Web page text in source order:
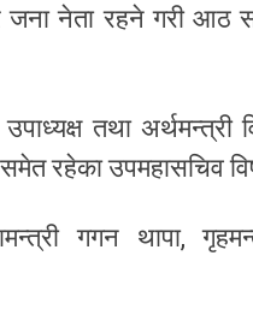
जना नेता रहने गरी आठ
तथा अर्थमन्त्री
रहेका उपमहासचिव
गगन थापा,